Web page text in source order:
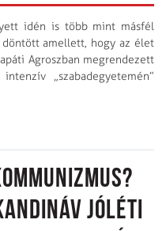
idén is több mint másfél
amellett, hogy az élet
Agroszban megrendezett
„szabadegyetemén”
JÓLÉTI